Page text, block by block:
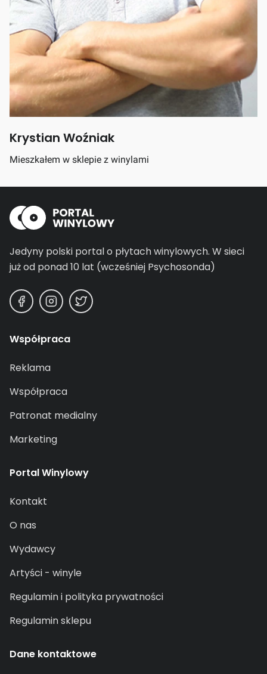
Krystian Woźniak
Mieszkałem w sklepie z winylami
Jedyny polski portal o płytach winylowych. W sieci
już od ponad 10 lat (wcześniej Psychosonda)
Współpraca
Reklama
Współpraca
Patronat medialny
Marketing
Portal Winylowy
Kontakt
O nas
Wydawcy
Artyści - winyle
Regulamin i polityka prywatności
Regulamin sklepu
Dane kontaktowe